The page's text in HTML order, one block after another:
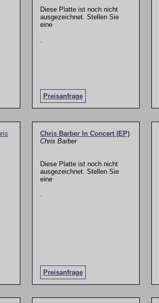
Diese Platte ist noch nicht
ausgezeichnet. Stellen Sie
eine
Preisanfrage
Chris Barber In Concert (EP)
Chris Barber
Diese Platte ist noch nicht
ausgezeichnet. Stellen Sie
eine
Preisanfrage